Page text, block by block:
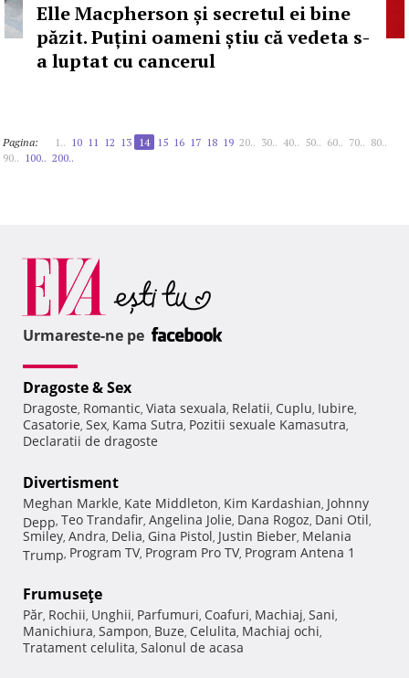
Elle Macpherson și secretul ei bine
păzit. Puțini oameni știu că vedeta s-
a luptat cu cancerul
Pagina: 1.. 10 11 12 13 14 15 16 17 18 19 20.. 30.. 40.. 50.. 60.. 70.. 80..
90.. 100.. 200..
Urmareste-ne pe
Dragoste & Sex
Dragoste, Romantic, Viata sexuala, Relatii, Cuplu, Iubire,
Casatorie, Sex, Kama Sutra, Pozitii sexuale Kamasutra,
Declaratii de dragoste
Divertisment
Meghan Markle, Kate Middleton, Kim Kardashian, Johnny
Depp, Teo Trandafir, Angelina Jolie, Dana Rogoz, Dani Otil,
Smiley, Andra, Delia, Gina Pistol, Justin Bieber, Melania
Trump, Program TV, Program Pro TV, Program Antena 1
Frumuseţe
Păr, Rochii, Unghii, Parfumuri, Coafuri, Machiaj, Sani,
Manichiura, Sampon, Buze, Celulita, Machiaj ochi,
Tratament celulita, Salonul de acasa